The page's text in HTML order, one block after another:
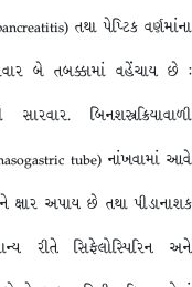
તથા પેપ્ટિક વર્ણમાંના
બે તબક્કામાં વહેંચાય છે :
સારવાર. બિનશસ્ત્રક્રિયાવાળી
tube) નાંખવામાં આવે
અપાય છે તથા પીડાનાશક
રીતે સિફેલોસ્પિરિન અને